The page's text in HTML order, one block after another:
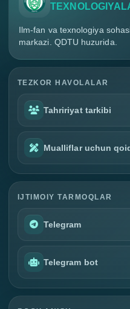
Ilm-fan va texnologiya
markazi. QDTU huzurida.
TEZKOR HAVOLALAR
Tahririyat tarkibi
Mualliflar uchun
IJTIMOIY TARMOQLAR
Telegram
Telegram bot